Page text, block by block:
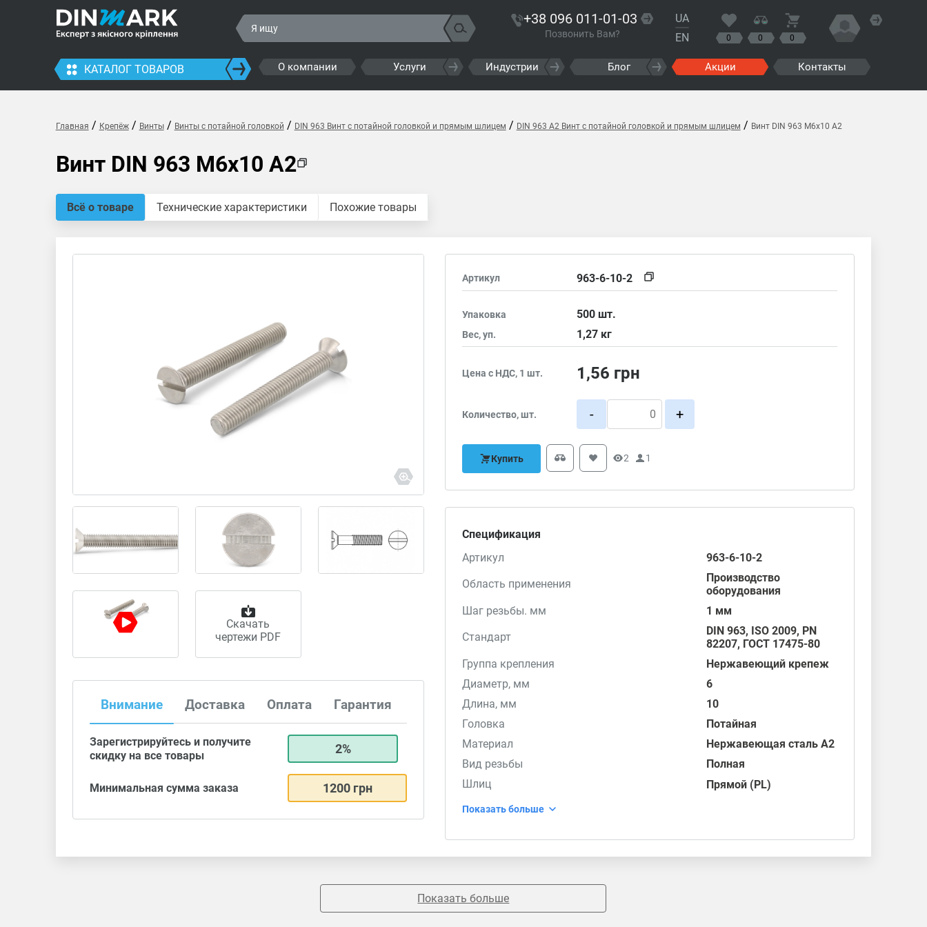
+38 096 011-01-03
Позвонить Вам?
UA
EN
0 0 0
КАТАЛОГ ТОВАРОВ О компании Услуги Индустрии Блог Акции Контакты
Главная / Крепёж/ Винты/ Винты с потайной головкой / DIN 963 Винт с потайной головкой и прямым шлицем / DIN 963 A2 Винт с потайной головкой и прямым шлицем / Винт DIN 963 M6x10 A2
Винт DIN 963 M6x10 A2
Всё о товаре Технические характеристики Похожие товары
Скачать
чертежи PDF
Внимание Доставка Оплата Гарантия
Зарегистрируйтесь и получите
скидку на все товары
2%
Минимальная сумма заказа 1200 грн
Артикул 963-6-10-2
Упаковка 500шт.
Вес, уп. 1,27 кг
Цена с НДС, 1 шт. 1,56 грн
Количество, шт. - +
Купить 2 1
Спецификация
Артикул
963-6-10-2
Область применения
Производство
оборудования
Шаг резьбы. мм
1 мм
Стандарт
DIN 963, ISO 2009, PN
82207, ГОСТ 17475-80
Группа крепления
Нержавеющий крепеж
Диаметр, мм
6
Длина, мм
10
Головка
Потайная
Материал
Нержавеющая сталь А2
Вид резьбы
Полная
Шлиц
Прямой (PL)
Показать больше
Показать больше